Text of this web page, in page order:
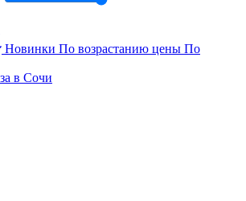
Новинки По возрастанию цены По